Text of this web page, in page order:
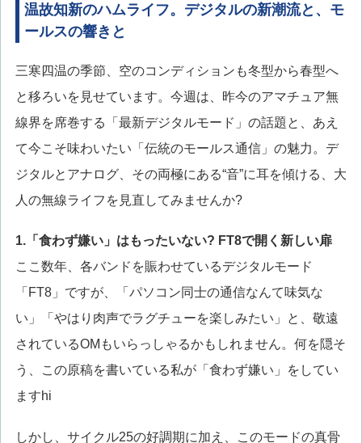
温故知新のハムライフ。デジタルの新潮流と、モ
ールスの響きと
三寒四温の季節、空のコンディションも冬型から春型へ
と移ろいを見せています。今週は、昨今のアマチュア無
線界を席巻する「最新デジタルモード」の話題と、あえ
て今こそ味わいたい「伝統のモールス通信」の魅力。デ
ジタルとアナログ、その両極にある“音”に耳を傾ける、大
人の無線ライフを見直してみませんか?
1.「食わず嫌い」はもったいない? FT8で開く新しい扉
ここ数年、各バンドを賑わせているデジタルモード
「FT8」ですが、「パソコン同士の通信なんて味気な
い」「やはり肉声でラグチューを楽しみたい」と、敬遠
されているOMもいらっしゃるかもしれません。何を隠そ
う、この原稿を書いている私が「食わず嫌い」をしてい
ますhi
しかし、サイクル25の好調期に加え、このモードの真骨